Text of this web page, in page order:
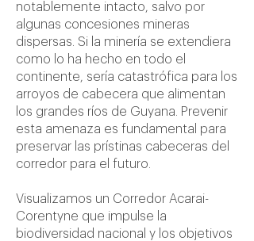
notablemente intacto, salvo por
algunas concesiones mineras
dispersas. Si la minería se extendiera
como lo ha hecho en todo el
continente, sería catastrófica para los
arroyos de cabecera que alimentan
los grandes ríos de Guyana. Prevenir
esta amenaza es fundamental para
preservar las prístinas cabeceras del
corredor para el futuro.
Visualizamos un Corredor Acarai-
Corentyne que impulse la
biodiversidad nacional y los objetivos